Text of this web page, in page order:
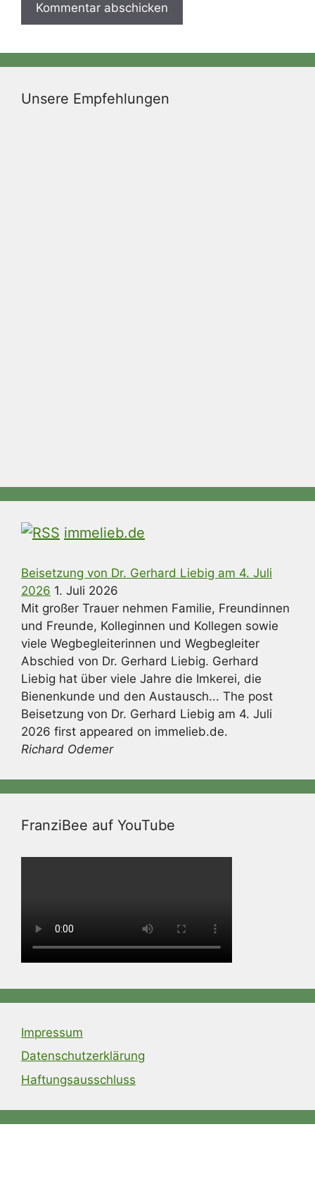
Unsere Empfehlungen
immelieb.de
Beisetzung von Dr. Gerhard Liebig am 4. Juli
2026 1. Juli 2026
Mit großer Trauer nehmen Familie, Freundinnen
und Freunde, Kolleginnen und Kollegen sowie
viele Wegbegleiterinnen und Wegbegleiter
Abschied von Dr. Gerhard Liebig. Gerhard
Liebig hat über viele Jahre die Imkerei, die
Bienenkunde und den Austausch... The post
Beisetzung von Dr. Gerhard Liebig am 4. Juli
2026 first appeared on immelieb.de.
Richard Odemer
FranziBee auf YouTube
Impressum
Datenschutzerklärung
Haftungsausschluss